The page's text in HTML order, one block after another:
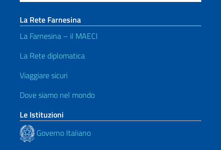
La Rete Farnesina
La Farnesina – il MAECI
La Rete diplomatica
Viaggiare sicuri
Dove siamo nel mondo
Le Istituzioni
Governo Italiano